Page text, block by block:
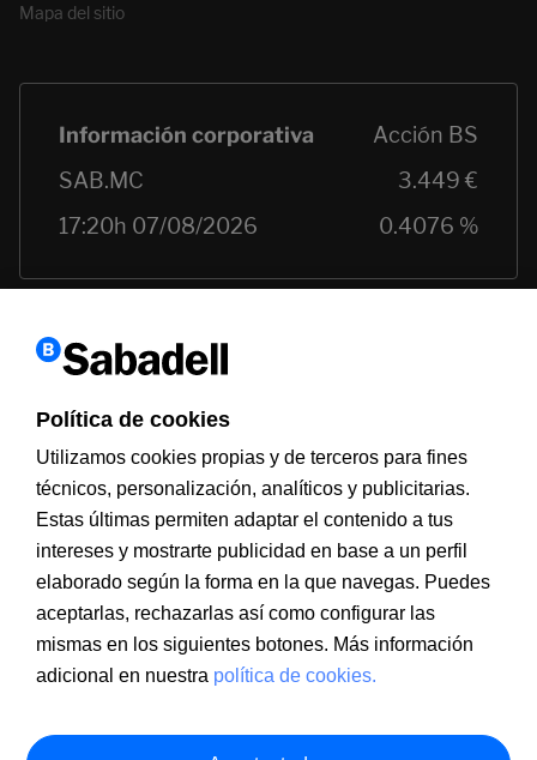
Mapa del sitio
Información a clientesPSD2
MIFIDDocumentación PRIIPS
Aviso legalPolítica de cookies
Seguridad Atención al cliente
Política de cookies
Utilizamos cookies propias y de terceros para fines
técnicos, personalización, analíticos y publicitarias.
Estas últimas permiten adaptar el contenido a tus
intereses y mostrarte publicidad en base a un perfil
elaborado según la forma en la que navegas. Puedes
aceptarlas, rechazarlas así como configurar las
mismas en los siguientes botones. Más información
adicional en nuestra política de cookies.